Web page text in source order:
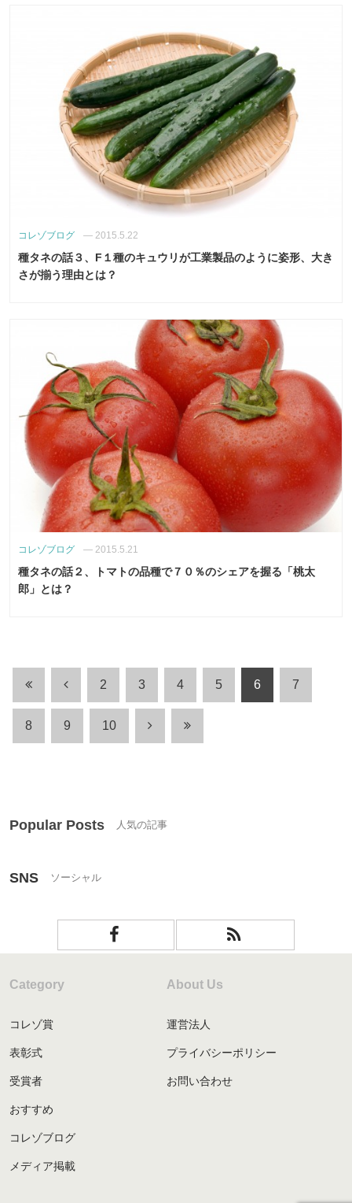
コレゾブログ — 2015.5.22
種タネの話３、F１種のキュウリが工業製品のように姿形、大き
さが揃う理由とは？
コレゾブログ — 2015.5.21
種タネの話２、トマトの品種で７０％のシェアを握る「桃太
郎」とは？
2 3 4 5 6 7
8 9 10
Popular Posts
SNS
Category
コレゾ賞
表彰式
受賞者
おすすめ
コレゾブログ
メディア掲載
About Us
運営法人
プライバシーポリシー
お問い合わせ